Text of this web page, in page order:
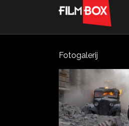
Fotogalerij